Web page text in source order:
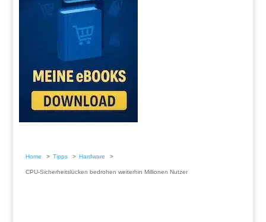
Home Tipps Hardware
CPU-Sicherheitslücken bedrohen weiterhin Millionen Nutzer